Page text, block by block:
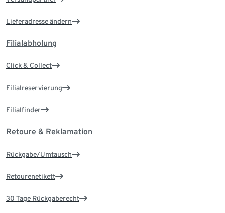
Lieferadresse ändern
Filialabholung
Click & Collect
Filialreservierung
Filialfinder
Retoure & Reklamation
Rückgabe/Umtausch
Retourenetikett
30 Tage Rückgaberecht